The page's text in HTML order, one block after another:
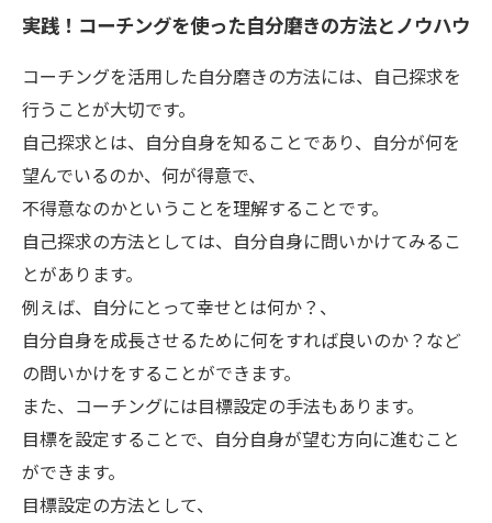
実践！コーチングを使った自分磨きの方法とノウハウ
コーチングを活用した自分磨きの方法には、自己探求を
行うことが大切です。
自己探求とは、自分自身を知ることであり、自分が何を
望んでいるのか、何が得意で、
不得意なのかということを理解することです。
自己探求の方法としては、自分自身に問いかけてみるこ
とがあります。
例えば、自分にとって幸せとは何か？、
自分自身を成長させるために何をすれば良いのか？など
の問いかけをすることができます。
また、コーチングには目標設定の手法もあります。
目標を設定することで、自分自身が望む方向に進むこと
ができます。
目標設定の方法として、